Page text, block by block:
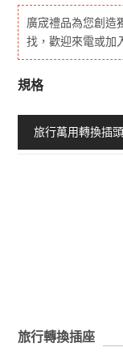
廣宬禮品為您創造
找，歡迎來電或加
規格
旅行萬用轉換插頭
旅行轉換插座